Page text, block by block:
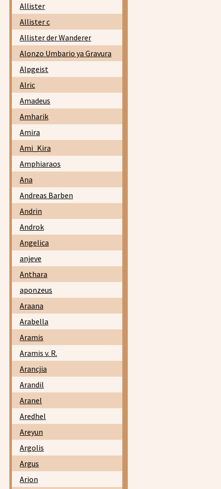
Allister
Allister c
Allister der Wanderer
Alonzo Umbario ya Gravura
Alpgeist
Alric
Amadeus
Amharik
Amira
Ami_Kira
Amphiaraos
Ana
Andreas Barben
Andrin
Androk
Angelica
anjeve
Anthara
aponzeus
Araana
Arabella
Aramis
Aramis v. R.
Arancjia
Arandil
Aranel
Aredhel
Areyun
Argolis
Argus
Arion